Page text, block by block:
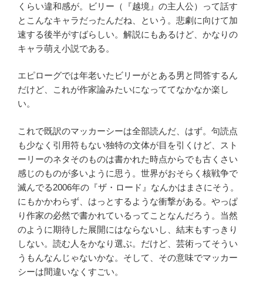
くらい違和感が。ビリー（『越境』の主人公）って話す
とこんなキャラだったんだね、という。悲劇に向けて加
速する後半がすばらしい。解説にもあるけど、かなりの
キャラ萌え小説である。
エピローグでは年老いたビリーがとある男と問答するん
だけど、これが作家論みたいになっててなかなか楽し
い。
これで既訳のマッカーシーは全部読んだ、はず。句読点
も少なく引用符もない独特の文体が目を引くけど、スト
ーリーのネタそのものは書かれた時点からでも古くさい
感じのものが多いように思う。世界がおそらく核戦争で
滅んでる2006年の『ザ・ロード』なんかはまさにそう。
にもかかわらず、はっとするような衝撃がある。やっぱ
り作家の必然で書かれているってことなんだろう。当然
のように期待した展開にはならないし、結末もすっきり
しない。読む人をかなり選ぶ。だけど、芸術ってそうい
うもんなんじゃないかな。そして、その意味でマッカー
シーは間違いなくすごい。